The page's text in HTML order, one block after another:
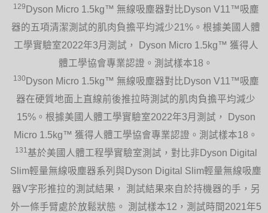
129 Dyson Micro 1.5kg™ 無線吸塵器對比Dyson V11™吸塵
器的五項清潔測試的肌肉負擔平均減少21%。根據美國人體
工學實驗室2022年3月測試， Dyson Micro 1.5kg™ 獲得人
體工學協會專業認證。測試樣本18。
130 Dyson Micro 1.5kg™ 無線吸塵器對比Dyson V11™吸塵
器在硬質地面上直線前後推拉時測試的肌肉負擔平均減少
15%。根據美國人體工學實驗室2022年3月測試， Dyson
Micro 1.5kg™ 獲得人體工學協會專業認證。測試樣本18。
131 基於美國人體工程學實驗室測試，對比非Dyson Digital
Slim輕量無線吸塵器系列與Dyson Digital Slim輕量無線吸塵
器V字形推拉的測試結果， 測試結果來自於持機器的手，另
外一條手臂處於放鬆狀態。 測試樣本12，測試時間2021年5